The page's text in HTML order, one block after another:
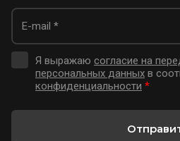
Я выражаю согласие на
персональных данных в
конфиденциальности *